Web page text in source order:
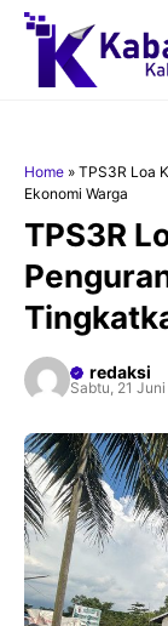
Langsung
Home » TPS3R Loa
Ekonomi Warga
TPS3R
redaksi
Sabtu, 21